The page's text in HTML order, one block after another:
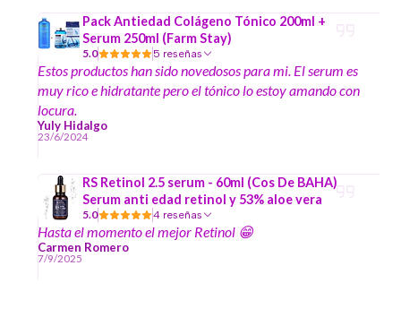
Pack Antiedad Colágeno Tónico 200ml +
Serum 250ml (Farm Stay)
5.0 5 reseñas
Estos productos han sido novedosos para mi. El serum es
muy rico e hidratante pero el tónico lo estoy amando con
locura.
Yuly Hidalgo
23/6/2024
RS Retinol 2.5 serum - 60ml (Cos De BAHA)
Serum anti edad retinol y 53% aloe vera
5.0 4 reseñas
Hasta el momento el mejor Retinol 😁
Carmen Romero
7/9/2025